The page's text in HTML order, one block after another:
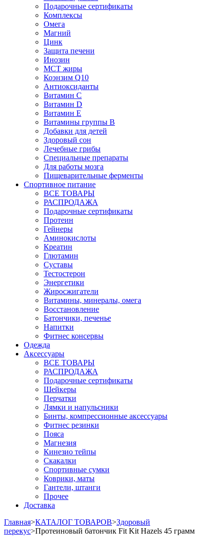
Подарочные сертификаты
Комплексы
Омега
Магний
Цинк
Защита печени
Инозин
МСТ жиры
Коэнзим Q10
Антиоксиданты
Витамин С
Витамин D
Витамин Е
Витамины группы B
Добавки для детей
Здоровый сон
Лечебные грибы
Специальные препараты
Для работы мозга
Пищеварительные ферменты
Спортивное питание
ВСЕ ТОВАРЫ
РАСПРОДАЖА
Подарочные сертификаты
Протеин
Гейнеры
Аминокислоты
Креатин
Глютамин
Суставы
Тестостерон
Энергетики
Жиросжигатели
Витамины, минералы, омега
Восстановление
Батончики, печенье
Напитки
Фитнес консервы
Одежда
Аксессуары
ВСЕ ТОВАРЫ
РАСПРОДАЖА
Подарочные сертификаты
Шейкеры
Перчатки
Лямки и напульсники
Бинты, компрессионные аксессуары
Фитнес резинки
Пояса
Магнезия
Кинезио тейпы
Скакалки
Спортивные сумки
Коврики, маты
Гантели, штанги
Прочее
Доставка
Главная>КАТАЛОГ ТОВАРОВ>Здоровый
перекус>Протеиновый батончик Fit Kit Hazels 45 грамм